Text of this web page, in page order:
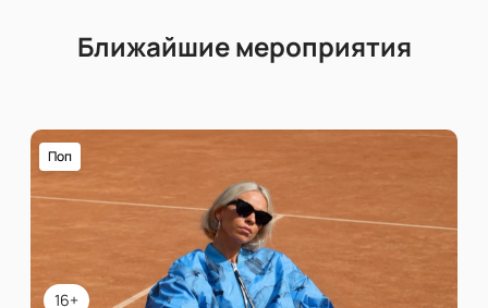
Ближайшие мероприятия
16+
Поп